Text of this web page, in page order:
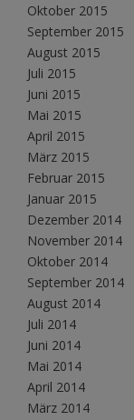
Oktober 2015
September 2015
August 2015
Juli 2015
Juni 2015
Mai 2015
April 2015
März 2015
Februar 2015
Januar 2015
Dezember 2014
November 2014
Oktober 2014
September 2014
August 2014
Juli 2014
Juni 2014
Mai 2014
April 2014
März 2014